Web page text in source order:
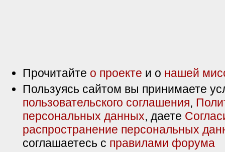
Прочитайте о проекте и о нашей
Пользуясь сайтом вы принимаете
пользовательского соглашения,
персональных данных, даете
распространение персональных
соглашаетесь с правилами форума